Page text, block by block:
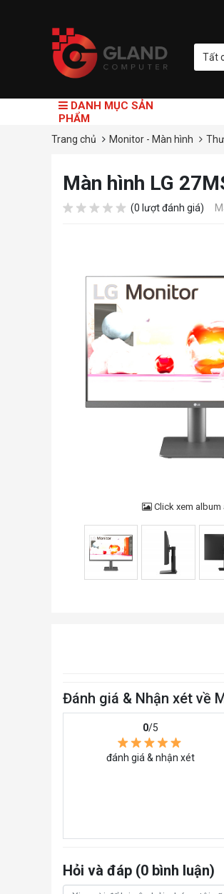
Tất
DANH MỤC SẢN
PHẨM
Trang chủ Monitor - Màn hình
Màn hình LG
(0 lượt đánh giá)
Click xem album
Đánh giá & Nhận xét về
0/5
đánh giá & nhận xét
Hỏi và đáp (0 bình luận)